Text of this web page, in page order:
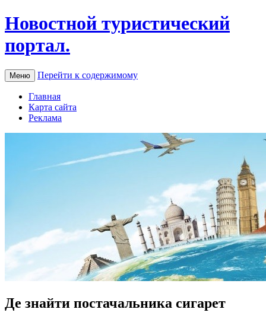
Новостной туристический
портал.
Меню Перейти к содержимому
Главная
Карта сайта
Реклама
Де знайти постачальника сигарет